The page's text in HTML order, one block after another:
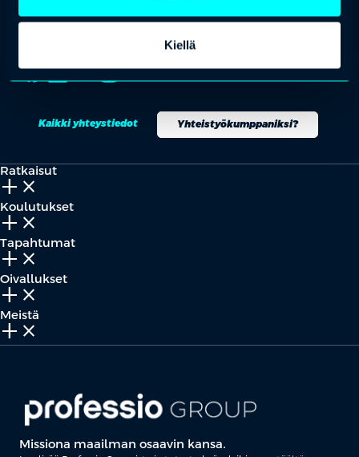
Kiellä
Kaikki yhteystiedot Yhteistyökumppaniksi?
Ratkaisut
add_2 close
Koulutukset
add_2 close
Tapahtumat
add_2 close
Oivallukset
add_2 close
Meistä
add_2 close
Missiona maailman osaavin kansa.